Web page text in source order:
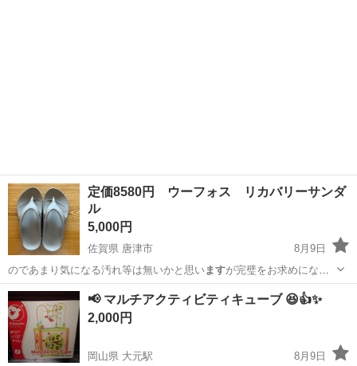
定価8580円 ウーフォス リカバリーサンダ
ル
5,000円
佐賀県 唐津市
8月9日
のであまり気になる汚れ等は無いかと思いますが完璧をお求めになる
方はご遠慮ください…
佐賀 唐津市
📢 マルチアクティビティキューブ 😆👍✨
2,000円
岡山県 大元駅
8月9日